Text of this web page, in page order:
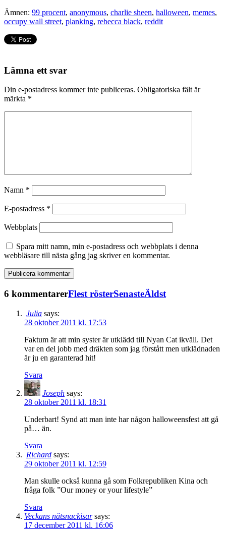
Ämnen: 99 procent, anonymous, charlie sheen, halloween, memes,
occupy wall street, planking, rebecca black, reddit
Lämna ett svar
Din e-postadress kommer inte publiceras. Obligatoriska fält är
märkta *
Namn *
E-postadress *
Webbplats
Spara mitt namn, min e-postadress och webbplats i denna
webbläsare till nästa gång jag skriver en kommentar.
6 kommentarerFlest rösterSenasteÄldst
Julia says:
28 oktober 2011 kl. 17:53
Faktum är att min syster är utklädd till Nyan Cat ikväll. Det
var en del jobb med dräkten som jag förstått men utklädnaden
är ju en garanterad hit!
Svara
Joseph says:
28 oktober 2011 kl. 18:31
Underbart! Synd att man inte har någon halloweensfest att gå
på… än.
Svara
Richard says:
29 oktober 2011 kl. 12:59
Man skulle också kunna gå som Folkrepubliken Kina och
fråga folk ”Our money or your lifestyle”
Svara
Veckans nätsnackisar says:
17 december 2011 kl. 16:06